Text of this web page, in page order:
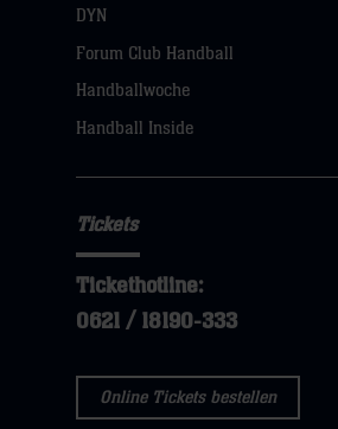
öffnen,
dann
klicken
DYN
Forum Club Handball
Handballwoche
Handball Inside
Tickets
Tickethotline:
0621 / 18190-333
Online Tickets bestellen